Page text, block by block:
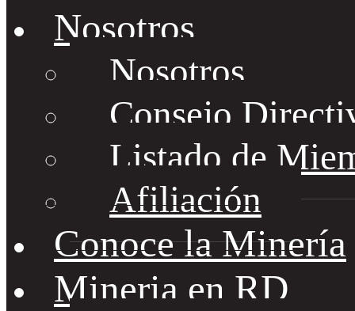
Nosotros
Nosotros
Consejo
Listado de
Afiliación
Conoce la Minería
Mineria en RD